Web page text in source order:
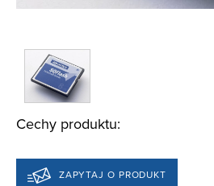
Cechy produktu:
ZAPYTAJ O PRODUKT